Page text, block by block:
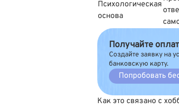
Психологическая
основа
Получайте
Создайте заявку на
банковскую карту.
Попробовать
Как это связано с